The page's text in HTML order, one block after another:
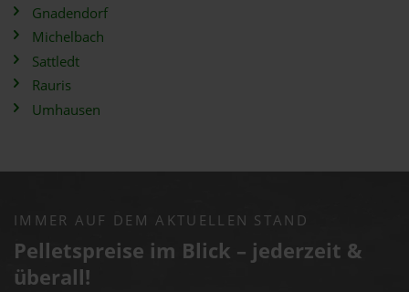
Gnadendorf
Michelbach
Sattledt
Rauris
Umhausen
IMMER AUF DEM AKTUELLEN STAND
Pelletspreise im Blick – jederzeit &
überall!